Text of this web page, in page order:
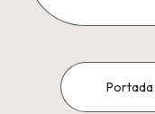
Portada